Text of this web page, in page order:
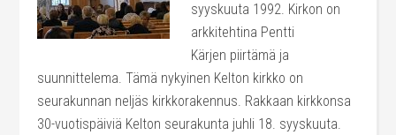
syyskuuta 1992. Kirkon on
arkkitehtina Pentti
Kärjen piirtämä ja
suunnittelema. Tämä nykyinen Kelton kirkko on
seurakunnan neljäs kirkkorakennus. Rakkaan kirkkonsa
30-vuotispäiviä Kelton seurakunta juhli 18. syyskuuta.